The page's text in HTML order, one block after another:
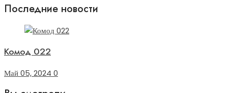
Последние новости
Комод 022
Май 05, 2024 0